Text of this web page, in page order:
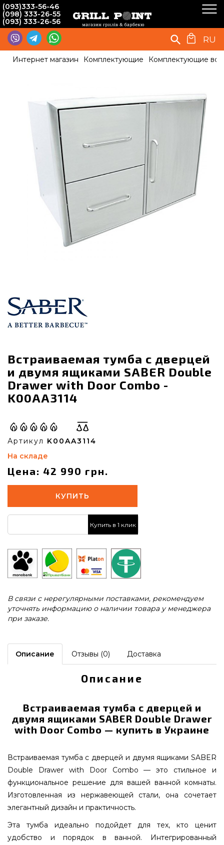
(093)333-56-46
(098) 333-26-55
(093) 333-26-56
RU
Интернет магазин Комплектующие Комплектующие
Встраиваемая тумба с дверцей
и двумя ящиками SABER Double
Drawer with Door Combo -
K00AA3114
Артикул K00AA3114
На складе
Цена: 42 990 грн.
КУПИТЬ
Купить в 1 клик
В связи с нерегулярными поставками, рекомендуем
уточнять информацию о наличии товара у менеджера
при заказе.
Описание Отзывы (0) Доставка
Описание
Встраиваемая тумба с дверцей и
двумя ящиками SABER Double Drawer
with Door Combo — купить в Украине
Встраиваемая тумба с дверцей и двумя ящиками SABER
Double Drawer with Door Combo — это стильное и
функциональное решение для вашей ванной комнаты.
Изготовленная из нержавеющей стали, она сочетает
элегантный дизайн и практичность.
Эта тумба идеально подойдет для тех, кто ценит
удобство и порядок в ванной. Интегрированный